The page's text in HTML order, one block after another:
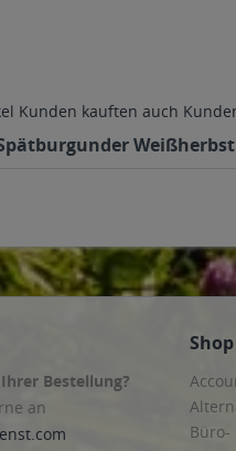
Kunden kauften auch
Bestellung?
an
Büro-